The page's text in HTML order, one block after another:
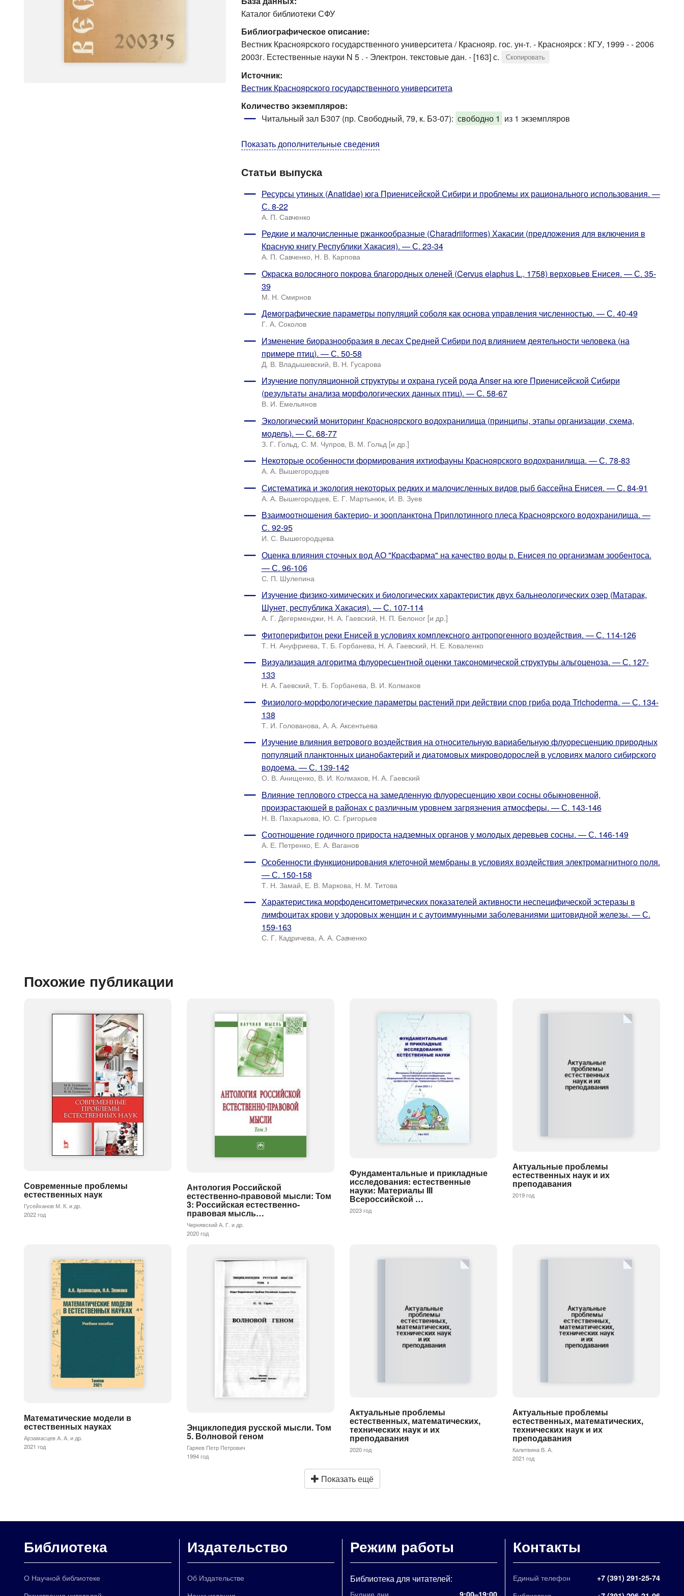
Каталог библиотеки СФУ
Библиографическое описание:
Вестник Красноярского государственного университета / Краснояр. гос. ун-т. - Красноярск : КГУ, 1999 - - 2006
2003г. Естественные науки N 5 . - Электрон. текстовые дан. - [163] с.
Скопировать
Источник:
Вестник Красноярского государственного университета
Количество экземпляров:
Читальный зал Б307 (пр. Свободный, 79, к. Б3-07): свободно 1 из 1 экземпляров
Показать дополнительные сведения
Статьи выпуска
Ресурсы утиных (Anatidae) юга Приенисейской Сибири и проблемы их рационального использования. —
С. 8-22
А. П. Савченко
Редкие и малочисленные ржанкообразные (Charadriiformes) Хакасии (предложения для включения в
Красную книгу Республики Хакасия). — С. 23-34
А. П. Савченко, Н. В. Карпова
Окраска волосяного покрова благородных оленей (Cervus elaphus L., 1758) верховьев Енисея. — С. 35-
39
М. Н. Смирнов
Демографические параметры популяций соболя как основа управления численностью. — С. 40-49
Г. А. Соколов
Изменение биоразнообразия в лесах Средней Сибири под влиянием деятельности человека (на
примере птиц). — С. 50-58
Д. В. Владышевский, В. Н. Гусарова
Изучение популяционной структуры и охрана гусей рода Anser на юге Приенисейской Сибири
(результаты анализа морфологических данных птиц). — С. 58-67
В. И. Емельянов
Экологический мониторинг Красноярского водохранилища (принципы, этапы организации, схема,
модель). — С. 68-77
З. Г. Гольд, С. М. Чупров, В. М. Гольд [и др.]
Некоторые особенности формирования ихтиофауны Красноярского водохранилища. — С. 78-83
А. А. Вышегородцев
Систематика и экология некоторых редких и малочисленных видов рыб бассейна Енисея. — С. 84-91
А. А. Вышегородцев, Е. Г. Мартынюк, И. В. Зуев
Взаимоотношения бактерио- и зоопланктона Приплотинного плеса Красноярского водохранилища. —
С. 92-95
И. С. Вышегородцева
Оценка влияния сточных вод АО "Красфарма" на качество воды р. Енисея по организмам зообентоса.
— С. 96-106
С. П. Шулепина
Изучение физико-химических и биологических характеристик двух бальнеологических озер (Матарак,
Шунет, республика Хакасия). — С. 107-114
А. Г. Дегерменджи, Н. А. Гаевский, Н. П. Белоног [и др.]
Фитоперифитон реки Енисей в условиях комплексного антропогенного воздействия. — С. 114-126
Т. Н. Ануфриева, Т. Б. Горбанева, Н. А. Гаевский, Н. Е. Коваленко
Визуализация алгоритма флуоресцентной оценки таксономической структуры альгоценоза. — С. 127-
133
Н. А. Гаевский, Т. Б. Горбанева, В. И. Колмаков
Физиолого-морфологические параметры растений при действии спор гриба рода Trichoderma. — С. 134-
138
Т. И. Голованова, А. А. Аксентьева
Изучение влияния ветрового воздействия на относительную вариабельную флуоресценцию природных
популяций планктонных цианобактерий и диатомовых микроводорослей в условиях малого сибирского
водоема. — С. 139-142
О. В. Анищенко, В. И. Колмаков, Н. А. Гаевский
Влияние теплового стресса на замедленную флуоресценцию хвои сосны обыкновенной,
произрастающей в районах с различным уровнем загрязнения атмосферы. — С. 143-146
Н. В. Пахарькова, Ю. С. Григорьев
Соотношение годичного прироста надземных органов у молодых деревьев сосны. — С. 146-149
А. Е. Петренко, Е. А. Ваганов
Особенности функционирования клеточной мембраны в условиях воздействия электромагнитного поля.
— С. 150-158
Т. Н. Замай, Е. В. Маркова, Н. М. Титова
Характеристика морфоденситометрических показателей активности неспецифической эстеразы в
лимфоцитах крови у здоровых женщин и с аутоиммунными заболеваниями щитовидной железы. — С.
159-163
С. Г. Кадричева, А. А. Савченко
Похожие публикации
Современные проблемы
естественных наук
Гусейханов М. К. и др.
2022 год
Антология Российской
естественно-правовой мысли: Том
3: Российская естественно-
правовая мысль…
Чернявский А. Г. и др.
2020 год
Фундаментальные и прикладные
исследования: естественные
науки: Материалы III
Всероссийской …
2023 год
Актуальные проблемы
естественных наук и их
преподавания
2019 год
Математические модели в
естественных науках
Арзамасцев А. А. и др.
2021 год
Энциклопедия русской мысли. Том
5. Волновой геном
Гаряев Петр Петрович
1994 год
Актуальные проблемы
естественных, математических,
технических наук и их
преподавания
2020 год
Актуальные проблемы
естественных, математических,
технических наук и их
преподавания
Калитвина В. А.
2021 год
Показать ещё
Библиотека
О Научной библиотеке
Издательство
Об Издательстве
Режим работы
Библиотека для читателей:
Будние дни 9:00–19:00
Контакты
Единый телефон +7 (391) 291-25-74